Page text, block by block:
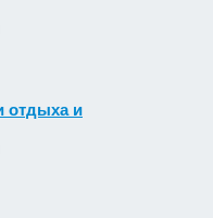
отдыха и